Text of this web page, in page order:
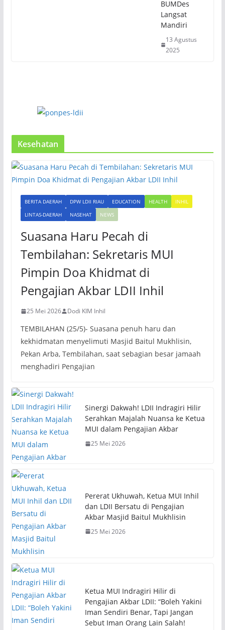
BUMDes
Langsat
Mandiri
13 Agustus
2025
Kesehatan
BERITA DAERAH DPW LDII RIAU EDUCATION HEALTH
INHIL
LINTAS-DAERAH
NASEHAT NEWS
Suasana Haru Pecah di
Tembilahan: Sekretaris MUI
Pimpin Doa Khidmat di
Pengajian Akbar LDII Inhil
25 Mei 2026 Dodi KIM Inhil
TEMBILAHAN (25/5)- Suasana penuh haru dan
kekhidmatan menyelimuti Masjid Baitul Mukhlisin,
Pekan Arba, Tembilahan, saat sebagian besar jamaah
menghadiri Pengajian
Sinergi Dakwah! LDII Indragiri Hilir
Serahkan Majalah Nuansa ke Ketua
MUI dalam Pengajian Akbar
25 Mei 2026
Pererat Ukhuwah, Ketua MUI Inhil
dan LDII Bersatu di Pengajian
Akbar Masjid Baitul Mukhlisin
25 Mei 2026
Ketua MUI Indragiri Hilir di
Pengajian Akbar LDII: “Boleh Yakini
Iman Sendiri Benar, Tapi Jangan
Sebut Iman Orang Lain Salah!